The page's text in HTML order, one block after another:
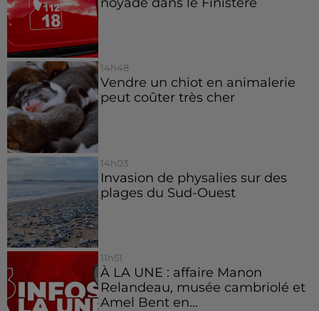
14h48
Vendre un chiot en animalerie
peut coûter très cher
14h03
Invasion de physalies sur des
plages du Sud-Ouest
11h51
À LA UNE : affaire Manon
Relandeau, musée cambriolé et
Amel Bent en...